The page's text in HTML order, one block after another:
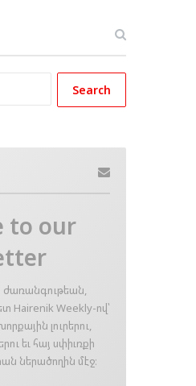
to our
ժառանգութեան,
Hairenik Weekly-ով՝
լուրերու,
եւ հայ սփիւռքի
ներածողին մէջ։